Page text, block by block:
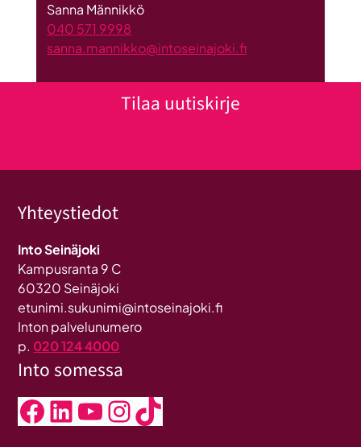
Sanna Männikkö
040 571 9998
sanna.mannikko@intoseinajoki.fi
Tilaa uutiskirje
Yhteystiedot
Into Seinäjoki
Kampusranta 9 C
60320 Seinäjoki
etunimi.sukunimi@intoseinajoki.fi
Inton palvelunumero
p. 020 124 4000
Into somessa
Facebook LinkedIn YouTube InstagramTikTok